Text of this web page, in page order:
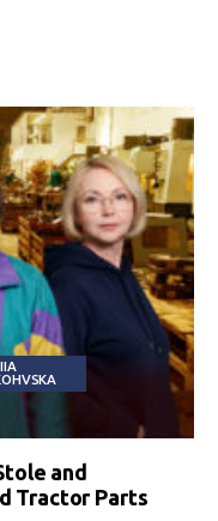
and
Tractor Parts